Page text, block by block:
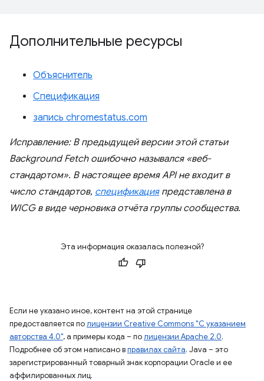
Дополнительные ресурсы
Объяснитель
Спецификация
запись chromestatus.com
Исправление: В предыдущей версии этой статьи
Background Fetch ошибочно назывался «веб-
стандартом». В настоящее время API не входит в
число стандартов, спецификацияпредставлена в
WICG в виде черновика отчёта группы сообщества.
Эта информация оказалась полезной?
Если не указано иное, контент на этой странице
предоставляется полицензии Creative Commons "С указанием
авторства 4.0", а примеры кода – полицензии Apache 2.0.
Подробнее об этом написано вправилах сайта. Java – это
зарегистрированный товарный знак корпорации Oracle и ее
аффилированных лиц.